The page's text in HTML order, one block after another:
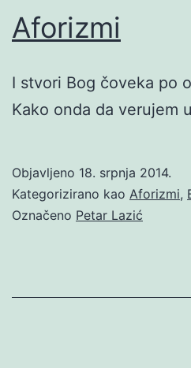
Aforizmi
I stvori Bog čoveka po
Kako onda da verujem
Objavljeno 18. srpnja 2014.
Kategorizirano kao Aforizmi,
Označeno Petar Lazić